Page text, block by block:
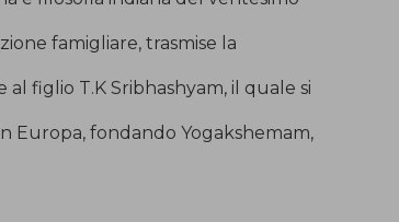
famigliare, trasmise la
figlio T.K Sribhashyam, il quale si
Europa, fondando Yogakshemam,